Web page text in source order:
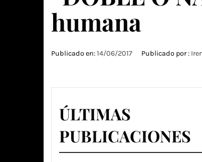
humana
Publicado en:14/06/2017 Publicado por :
ÚLTIMAS
PUBLICACIONES